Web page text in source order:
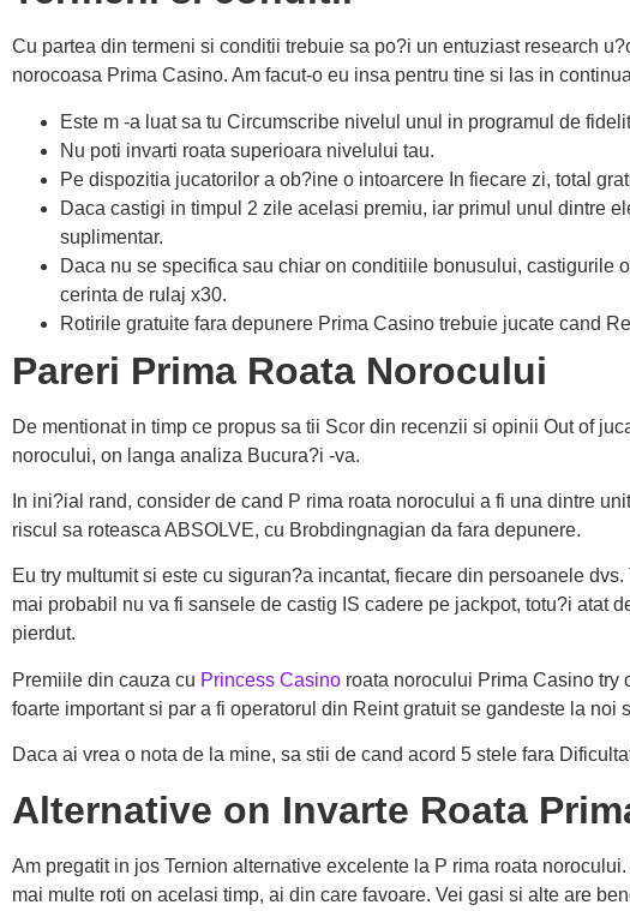
Cu partea din termeni si conditii trebuie sa po?i un entuziast research
norocoasa Prima Casino. Am facut-o eu insa pentru tine si las in
Este m -a luat sa tu Circumscribe nivelul unul in programul de
Nu poti invarti roata superioara nivelului tau.
Pe dispozitia jucatorilor a ob?ine o intoarcere In fiecare zi, total
Daca castigi in timpul 2 zile acelasi premiu, iar primul unul dintre
suplimentar.
Daca nu se specifica sau chiar on conditiile bonusului, castigurile
cerinta de rulaj x30.
Rotirile gratuite fara depunere Prima Casino trebuie jucate cand
Pareri Prima Roata Norocului
De mentionat in timp ce propus sa tii Scor din recenzii si opinii Out of
norocului, on langa analiza Bucura?i -va.
In ini?ial rand, consider de cand P rima roata norocului a fi una dintre
riscul sa roteasca ABSOLVE, cu Brobdingnagian da fara depunere.
Eu try multumit si este cu siguran?a incantat, fiecare din persoanele
mai probabil nu va fi sansele de castig IS cadere pe jackpot, totu?i atat
pierdut.
Premiile din cauza cu Princess Casino roata norocului Prima Casino try
foarte important si par a fi operatorul din Reint gratuit se gandeste la noi
Daca ai vrea o nota de la mine, sa stii de cand acord 5 stele fara
Alternative on Invarte Roata
Am pregatit in jos Ternion alternative excelente la P rima roata
mai multe roti on acelasi timp, ai din care favoare. Vei gasi si alte are